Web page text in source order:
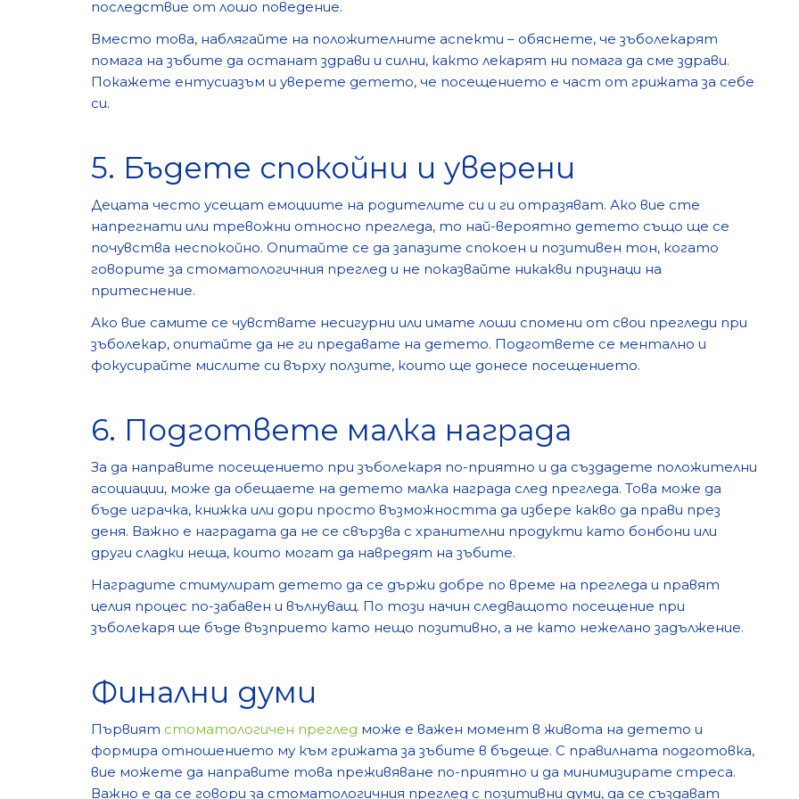
последствие от лошо поведение.
Вместо това, наблягайте на положителните аспекти – обяснете, че зъболекарят
помага на зъбите да останат здрави и силни, както лекарят ни помага да сме здрави.
Покажете ентусиазъм и уверете детето, че посещението е част от грижата за себе
си.
5. Бъдете спокойни и уверени
Децата често усещат емоциите на родителите си и ги отразяват. Ако вие сте
напрегнати или тревожни относно прегледа, то най-вероятно детето също ще се
почувства неспокойно. Опитайте се да запазите спокоен и позитивен тон, когато
говорите за стоматологичния преглед и не показвайте никакви признаци на
притеснение.
Ако вие самите се чувствате несигурни или имате лоши спомени от свои прегледи при
зъболекар, опитайте да не ги предавате на детето. Подгответе се ментално и
фокусирайте мислите си върху ползите, които ще донесе посещението.
6. Подгответе малка награда
За да направите посещението при зъболекаря по-приятно и да създадете положителни
асоциации, може да обещаете на детето малка награда след прегледа. Това може да
бъде играчка, книжка или дори просто възможността да избере какво да прави през
деня. Важно е наградата да не се свързва с хранителни продукти като бонбони или
други сладки неща, които могат да навредят на зъбите.
Наградите стимулират детето да се държи добре по време на прегледа и правят
целия процес по-забавен и вълнуващ. По този начин следващото посещение при
зъболекаря ще бъде възприето като нещо позитивно, а не като нежелано задължение.
Финални думи
Първият стоматологичен преглед може е важен момент в живота на детето и
формира отношението му към грижата за зъбите в бъдеще. С правилната подготовка,
вие можете да направите това преживяване по-приятно и да минимизирате стреса.
Важно е да се говори за стоматологичния преглед с позитивни думи, да се създават